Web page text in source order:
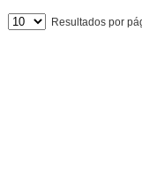
Resultados por